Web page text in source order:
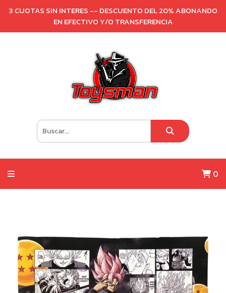
3 CUOTAS SIN INTERES -- DESCUENTO DEL 20% ABONANDO
EN EFECTIVO Y/O TRANSFERENCIA
0